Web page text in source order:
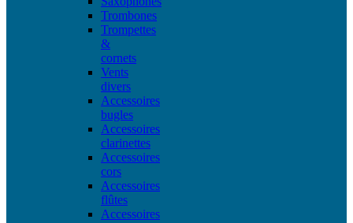
Trombones
Trompettes
&
cornets
Vents
divers
Accessoires
bugles
Accessoires
clarinettes
Accessoires
cors
Accessoires
flûtes
Accessoires